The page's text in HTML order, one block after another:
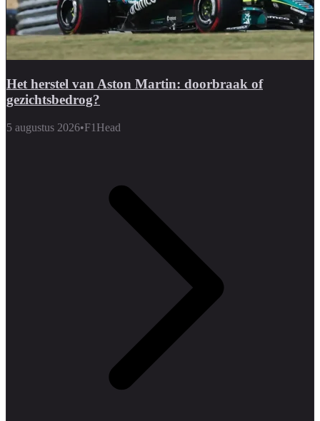
Het herstel van Aston Martin: doorbraak of
gezichtsbedrog?
5 augustus 2026•F1Head